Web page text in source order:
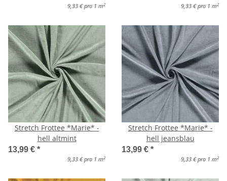
9,33 € pro 1 m 2 9,33 € pro 1 m 2
Stretch Frottee *Marie* -
hell altmint
13,99 € *
9,33 € pro 1 m 2
Stretch Frottee *Marie* -
hell jeansblau
13,99 € *
9,33 € pro 1 m 2